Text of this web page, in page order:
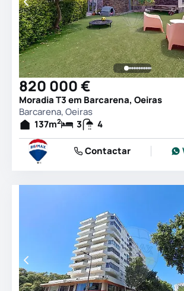
820 000 €
Moradia T3 em Barcarena, Oeiras
Barcarena, Oeiras
137m2 3 4
Contactar